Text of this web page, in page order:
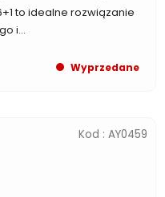
Wyprzedane
to idealne rozwiązanie
i...
Kod : AY0459